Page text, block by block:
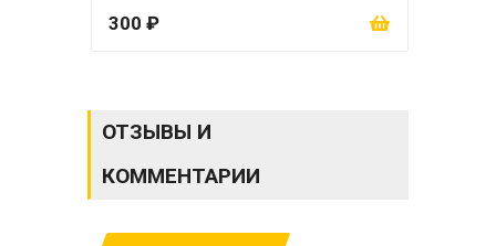
300 ₽
ОТЗЫВЫ И
КОММЕНТАРИИ